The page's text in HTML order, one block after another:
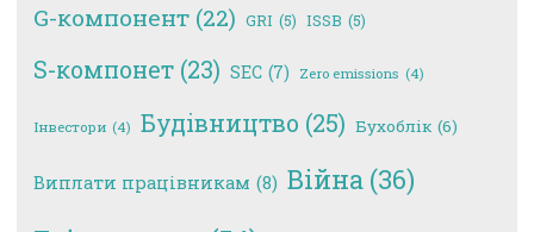
G-компонент (22) GRI (5) ISSB (5)
S-компонет (23) SEC (7) Zero emissions (4)
Інвестори (4) Будівництво (25) Бухоблік (6)
Виплати працівникам (8) Війна (36)